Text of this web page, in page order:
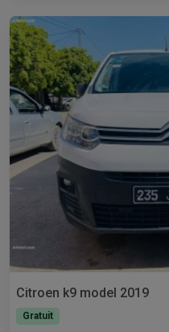
Citroen k9 model 2019
Gratuit